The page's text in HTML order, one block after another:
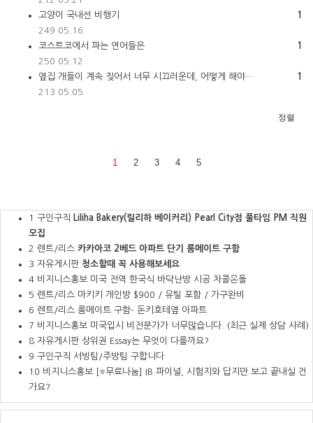
1
고양이 국내선 비행기
249 05.16
1
코스트코에서 파는 연어들은
250 05.12
1
옆집 개들이 계속 짖어서 너무 시끄러운데, 어떻게 해야…
213 05.05
정렬
1 2 3 4 5
1 구인구직 Liliha Bakery(릴리하 베이커리) Pearl City점 풀타임 PM 직원
모집
2 렌트/리스 카카아코 2베드 아파트 단기 룸메이트 구함
3 자유게시판 청소할때 꼭 사용해보세요
4 비지니스홍보 미국 전역 한국식 바닥난방 시공 차콜온돌
5 렌트/리스 마키키 개인방 $900 / 유틸 포함 / 가구완비
6 렌트/리스 룸메이트 구함- 돈키호테옆 아파트
7 비지니스홍보 미국입시 비전문가가 너무많습니다. (최근 실제 상담 사례)
8 자유게시판 상위권 Essay는 무엇이 다를까요?
9 구인구직 서빙팀/주방팀 구합니다
10 비지니스홍보 [⭐무료나눔] IB 파이널, 시험지와 답지만 보고 끝내실 건
가요?